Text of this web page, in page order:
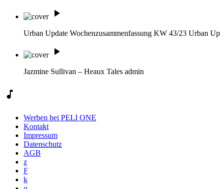
play_arrow
Urban Update Wochenzusammenfassung KW 43/23 Urban
play_arrow
Jazmine Sullivan – Heaux Tales admin
music_note
Werben bei PELI ONE
Kontakt
Impressum
Datenschutz
AGB